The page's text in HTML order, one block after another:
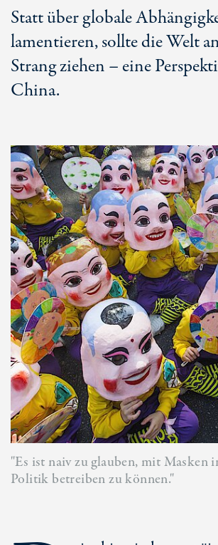
Statt über globale
lamentieren, sollte die Welt
Strang ziehen – eine
China.
"Es ist naiv zu glauben, mit Masken
Politik betreiben zu können."